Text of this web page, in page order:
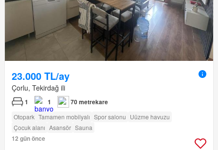
23.000 TL/ay
Çorlu, Tekirdağ ili
1 1 70 metrekare
Otopark Tamamen mobilyalı Spor salonu Uüzme havuzu
Çocuk alanı Asansör Sauna
12 gün önce